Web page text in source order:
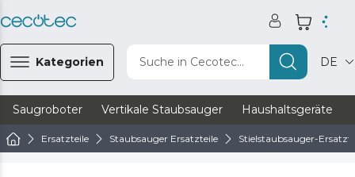
Kategorien Suche in Cecotec... DE
Saugroboter Vertikale Staubsauger Haushaltsgeräte
Ersatzteile Staubsauger Ersatzteile Stielstaubsauger-